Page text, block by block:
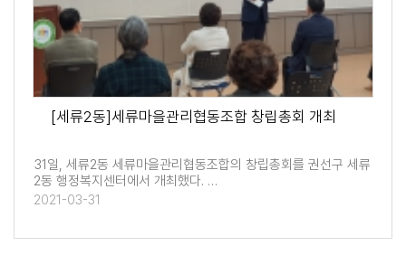
[세류2동]세류마을관리협동조합 창립총회 개최
31일, 세류2동 세류마을관리협동조합의 창립총회를 권선구 세류
2동 행정복지센터에서 개최했다. …
2021-03-31